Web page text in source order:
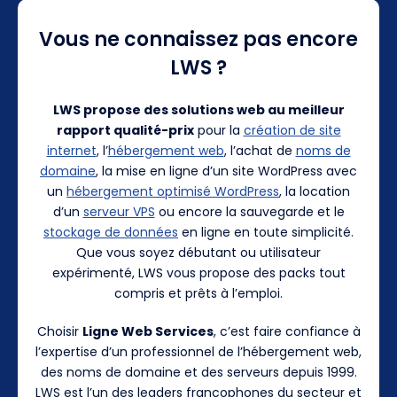
Vous ne connaissez pas encore
LWS ?
LWS propose des solutions web au meilleur
rapport qualité-prixpour la création de site
internet, l’hébergement web, l’achat de noms de
domaine, la mise en ligne d’un site WordPress avec
un hébergement optimisé WordPress, la location
d’un serveur VPS ou encore la sauvegarde et le
stockage de données en ligne en toute simplicité.
Que vous soyez débutant ou utilisateur
expérimenté, LWS vous propose des packs tout
compris et prêts à l’emploi.
Choisir Ligne Web Services, c’est faire confiance à
l’expertise d’un professionnel de l’hébergement web,
des noms de domaine et des serveurs depuis 1999.
LWS est l’un des leaders francophones du secteur et